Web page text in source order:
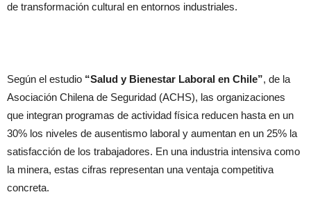
de transformación cultural en entornos industriales.
Según el estudio “Salud y Bienestar Laboral en Chile”, de la
Asociación Chilena de Seguridad (ACHS), las organizaciones
que integran programas de actividad física reducen hasta en un
30% los niveles de ausentismo laboral y aumentan en un 25% la
satisfacción de los trabajadores. En una industria intensiva como
la minera, estas cifras representan una ventaja competitiva
concreta.